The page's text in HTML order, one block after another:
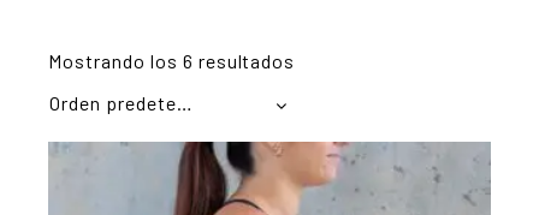
Mostrando los 6 resultados
Orden predeterminado